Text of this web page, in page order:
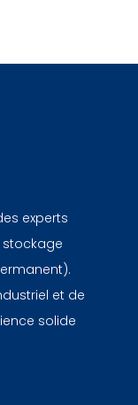
experts
et de
solide